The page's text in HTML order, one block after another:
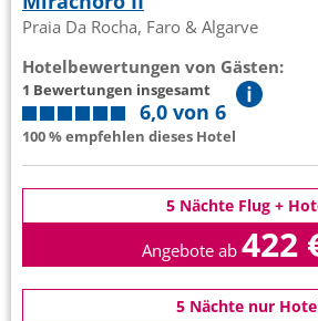
Praia Da Rocha, Faro & Algarve
Hotelbewertungen von Gästen:
1 Bewertungen insgesamt
6,0 von 6
100 % empfehlen dieses Hotel
5 Nächte Flug +
Angebote ab 422
5 Nächte nur